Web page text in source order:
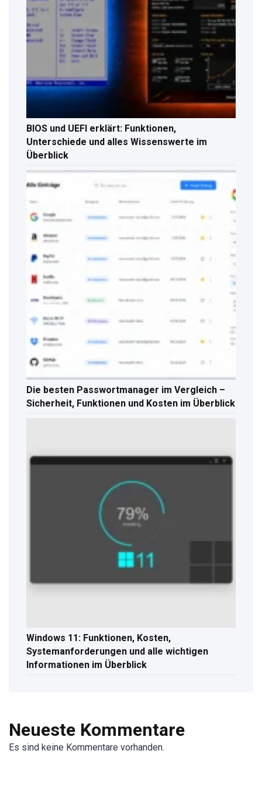
BIOS und UEFI erklärt: Funktionen,
Unterschiede und alles Wissenswerte im
Überblick
Die besten Passwortmanager im Vergleich –
Sicherheit, Funktionen und Kosten im Überblick
Windows 11: Funktionen, Kosten,
Systemanforderungen und alle wichtigen
Informationen im Überblick
Neueste Kommentare
Es sind keine Kommentare vorhanden.